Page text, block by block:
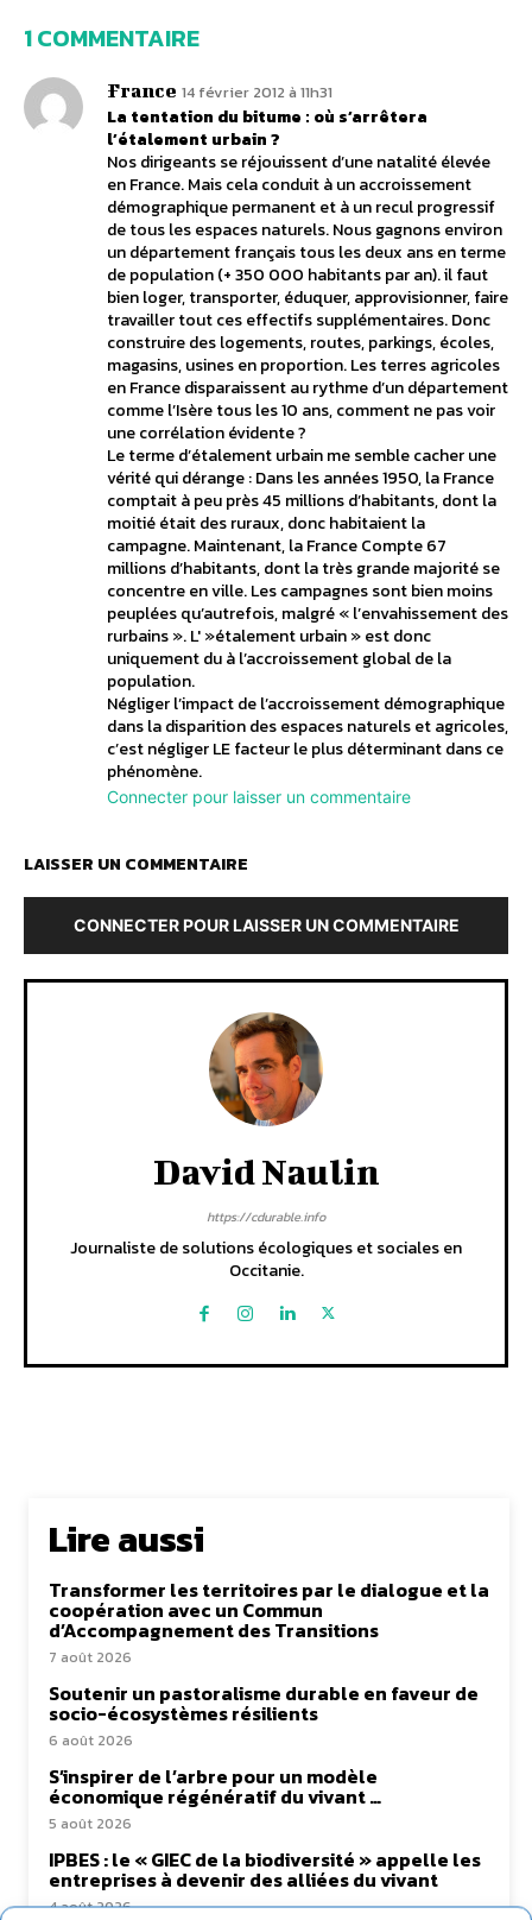
1 COMMENTAIRE
France 14 février 2012 à 11h31
La tentation du bitume : où s’arrêtera
l’étalement urbain ?
Nos dirigeants se réjouissent d’une natalité élevée
en France. Mais cela conduit à un accroissement
démographique permanent et à un recul progressif
de tous les espaces naturels. Nous gagnons environ
un département français tous les deux ans en terme
de population (+ 350 000 habitants par an). il faut
bien loger, transporter, éduquer, approvisionner, faire
travailler tout ces effectifs supplémentaires. Donc
construire des logements, routes, parkings, écoles,
magasins, usines en proportion. Les terres agricoles
en France disparaissent au rythme d’un département
comme l’Isère tous les 10 ans, comment ne pas voir
une corrélation évidente ?
Le terme d’étalement urbain me semble cacher une
vérité qui dérange : Dans les années 1950, la France
comptait à peu près 45 millions d’habitants, dont la
moitié était des ruraux, donc habitaient la
campagne. Maintenant, la France Compte 67
millions d’habitants, dont la très grande majorité se
concentre en ville. Les campagnes sont bien moins
peuplées qu’autrefois, malgré « l’envahissement des
rurbains ». L' »étalement urbain » est donc
uniquement du à l’accroissement global de la
population.
Négliger l’impact de l’accroissement démographique
dans la disparition des espaces naturels et agricoles,
c’est négliger LE facteur le plus déterminant dans ce
phénomène.
Connecter pour laisser un commentaire
LAISSER UN COMMENTAIRE
CONNECTER POUR LAISSER UN COMMENTAIRE
David Naulin
https://cdurable.info
Journaliste de solutions écologiques et sociales en
Occitanie.
Lire aussi
Transformer les territoires par le dialogue et la
coopération avec un Commun
d’Accompagnement des Transitions
7 août 2026
Soutenir un pastoralisme durable en faveur de
socio-écosystèmes résilients
6 août 2026
S’inspirer de l’arbre pour un modèle
économique régénératif du vivant …
5 août 2026
IPBES : le « GIEC de la biodiversité » appelle les
entreprises à devenir des alliées du vivant
4 août 2026